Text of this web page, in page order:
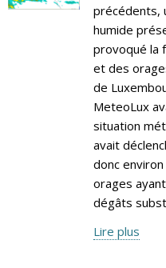
précédents,
humide
provoqué la
et des
de
MeteoLux
situation
avait
donc
orages
dégâts
Lire plus